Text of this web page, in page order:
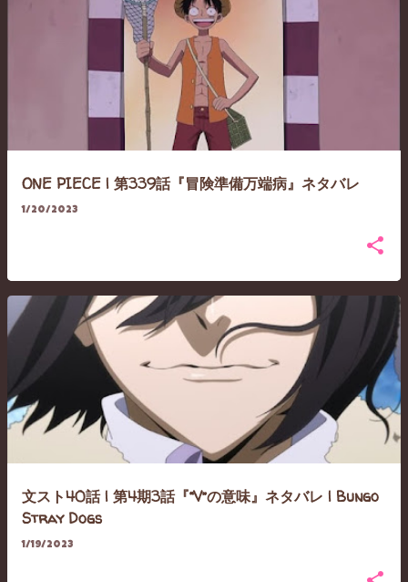
ONE PIECE | 第339話『冒険準備万端病』ネタバレ
1/20/2023
文スト40話 | 第4期3話『“V”の意味』ネタバレ | Bungo
Stray Dogs
1/19/2023